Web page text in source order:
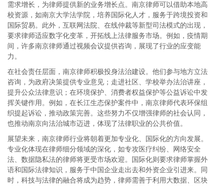
需求增长，为律师提供新的业务增长点。南京律师可以借助本地高
校资源，如南京大学法学院，培养国际化人才，服务于跨境投资和
国际贸易。此外，互联网法院、在线仲裁等新型司法模式的出现，
要求律师适应数字化变革，开拓线上法律服务市场。例如，疫情期
间，许多南京律师通过视频会议提供咨询，展现了行业的应变能
力。
在社会责任层面，南京律师积极投身法治建设。他们参与地方立法
咨询，为政府决策提供专业意见；走进社区、学校举办法治讲座，
提升公众法律意识；在环境保护、消费者权益保护等公益诉讼中发
挥关键作用。例如，在长江生态保护案件中，南京律师代表环保组
织提起诉讼，推动政策完善。这些努力不仅增强律师的社会认同，
也推动南京向法治城市迈进，体现了法律职业的公共价值。
展望未来，南京律师行业将朝着更加专业化、国际化的方向发展。
专业化体现在律师细分领域的深化，如专攻医疗纠纷、网络安全
法、数据隐私法的律师将更受市场欢迎。国际化则要求律师掌握外
语和国际法律知识，服务于中国企业走出去和外资企业引进来。同
时，科技与法律的融合将成为趋势，律师需善于利用大数据、区块